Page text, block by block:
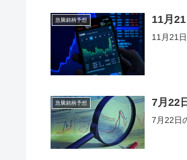
急騰銘柄予想 11月
11月21
急騰銘柄予想 7月22
7月22日